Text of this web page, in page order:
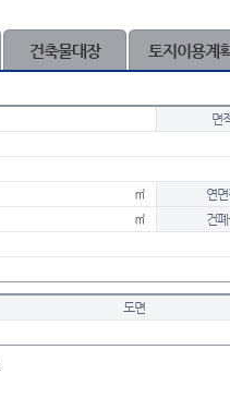
건축물대장 토지이용계
면
㎡
연
㎡
건
도면